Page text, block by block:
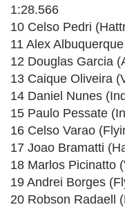
1:28.566
10 Celso Pedri
11 Alex
12 Douglas Garcia
13 Caique Oliveira
14 Daniel Nunes
15 Paulo Pessate
16 Celso Varao
17 Joao Bramatti
18 Marlos Picinatto
19 Andrei Borges
20 Robson Radaell